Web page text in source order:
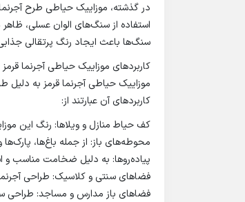
در گذشته، موزاییک‌ حیاطی طرح
استفاده از سنگ‌های الوان عسلی،
سنگ‌ها باعث ایجاد رنگ پرتقالی
کاربردهای موزاییک حیاطی آجرنما قرمز
موزاییک حیاطی آجرنما قرمز به دلیل
کاربردهای آن عبارتند از:
کف حیاط منازل و ویلاها: رنگ این
محوطه‌های باز: از جمله باغ‌ها،
پیاده‌روها: به دلیل ضخامت مناسب و
فضاهای سنتی و کلاسیک: طراحی
فضاهای باز مدارس و مساجد: طراحی